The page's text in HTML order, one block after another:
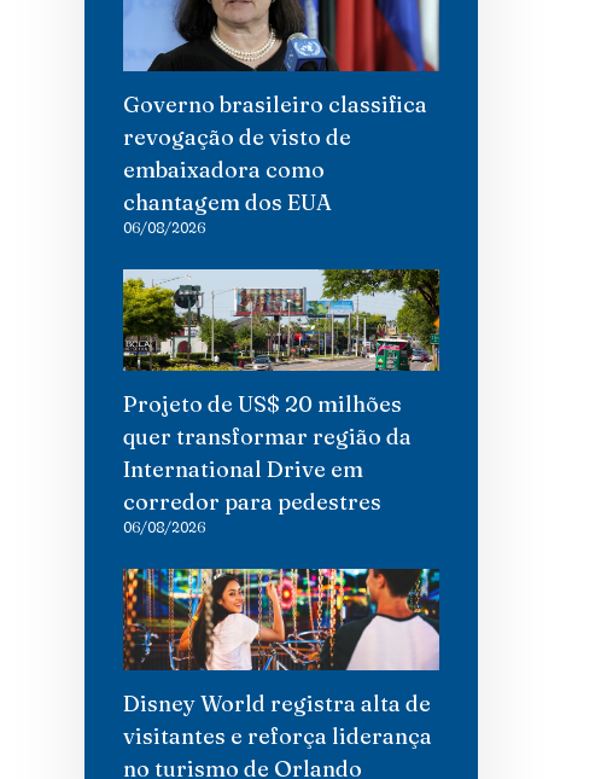
Governo brasileiro classifica
revogação de visto de
embaixadora como
chantagem dos EUA
06/08/2026
Projeto de US$ 20 milhões
quer transformar região da
International Drive em
corredor para pedestres
06/08/2026
Disney World registra alta de
visitantes e reforça liderança
no turismo de Orlando